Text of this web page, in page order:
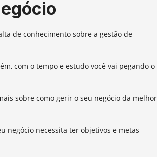
de conhecimento sobre a gestão de
com o tempo e estudo você vai pegando o
sobre como gerir o seu negócio da melhor
negócio necessita ter objetivos e metas